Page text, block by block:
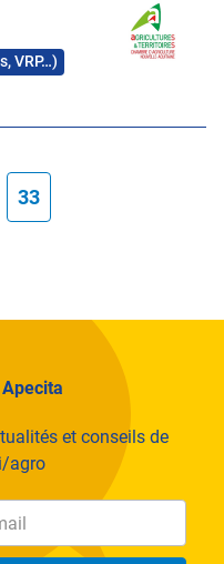
VRP…)
33
et conseils de
agro